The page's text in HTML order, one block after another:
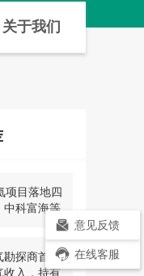
关于我们
项目落地四
中科富海等
勘探商首次
收入，持有
意见反馈
在线客服